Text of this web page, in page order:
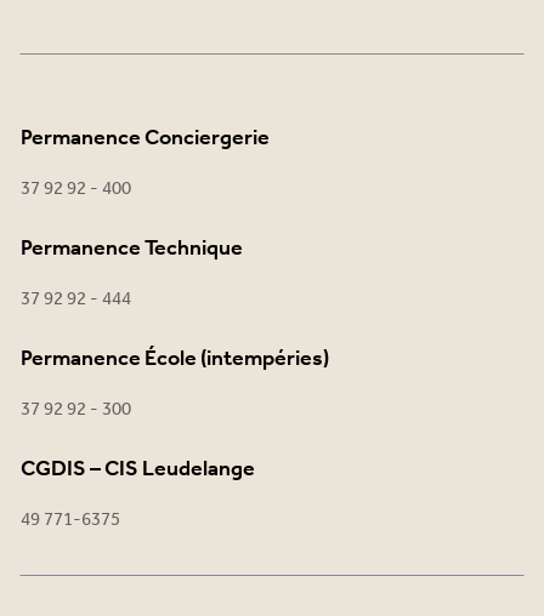
Permanence Conciergerie
37 92 92 - 400
Permanence Technique
37 92 92 - 444
Permanence École (intempéries)
37 92 92 - 300
CGDIS – CIS Leudelange
49 771-6375